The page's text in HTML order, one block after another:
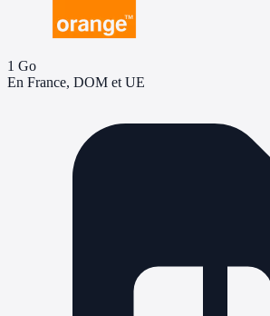
1 Go
En France, DOM et UE